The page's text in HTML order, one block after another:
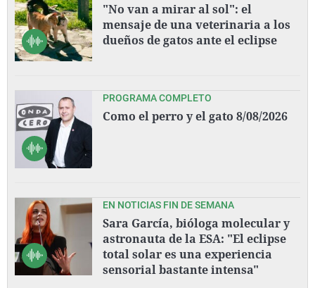
"No van a mirar al sol": el
mensaje de una veterinaria a los
dueños de gatos ante el eclipse
PROGRAMA COMPLETO
Como el perro y el gato 8/08/2026
EN NOTICIAS FIN DE SEMANA
Sara García, bióloga molecular y
astronauta de la ESA: "El eclipse
total solar es una experiencia
sensorial bastante intensa"